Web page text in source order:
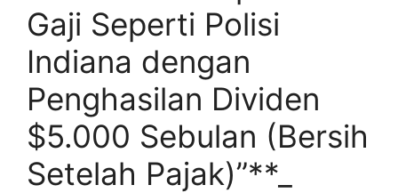
Gaji Seperti Polisi
Indiana dengan
Penghasilan Dividen
$5.000 Sebulan (Bersih
Setelah Pajak)”**_